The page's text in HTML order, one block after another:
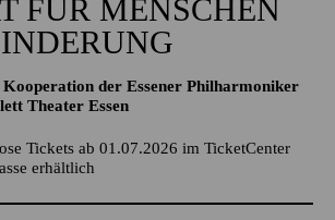
FÜR MENSCHEN
der Essener Philharmoniker
Theater Essen
Tickets ab 01.07.2026 im TicketCenter
erhältlich